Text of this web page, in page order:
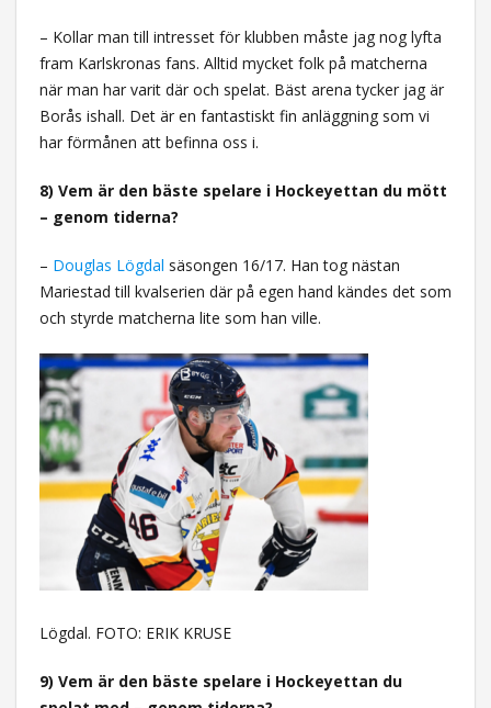
– Kollar man till intresset för klubben måste jag nog lyfta
fram Karlskronas fans. Alltid mycket folk på matcherna
när man har varit där och spelat. Bäst arena tycker jag är
Borås ishall. Det är en fantastiskt fin anläggning som vi
har förmånen att befinna oss i.
8) Vem är den bäste spelare i Hockeyettan du mött
– genom tiderna?
– Douglas Lögdal säsongen 16/17. Han tog nästan
Mariestad till kvalserien där på egen hand kändes det som
och styrde matcherna lite som han ville.
Lögdal. FOTO: ERIK KRUSE
9) Vem är den bäste spelare i Hockeyettan du